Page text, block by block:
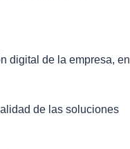
digital de la empresa, en
de las soluciones